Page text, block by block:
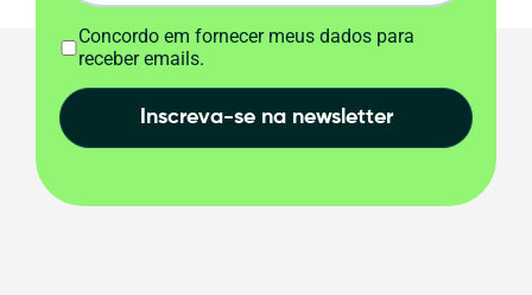
Concordo em fornecer meus dados para
receber emails.
Inscreva-se na newsletter